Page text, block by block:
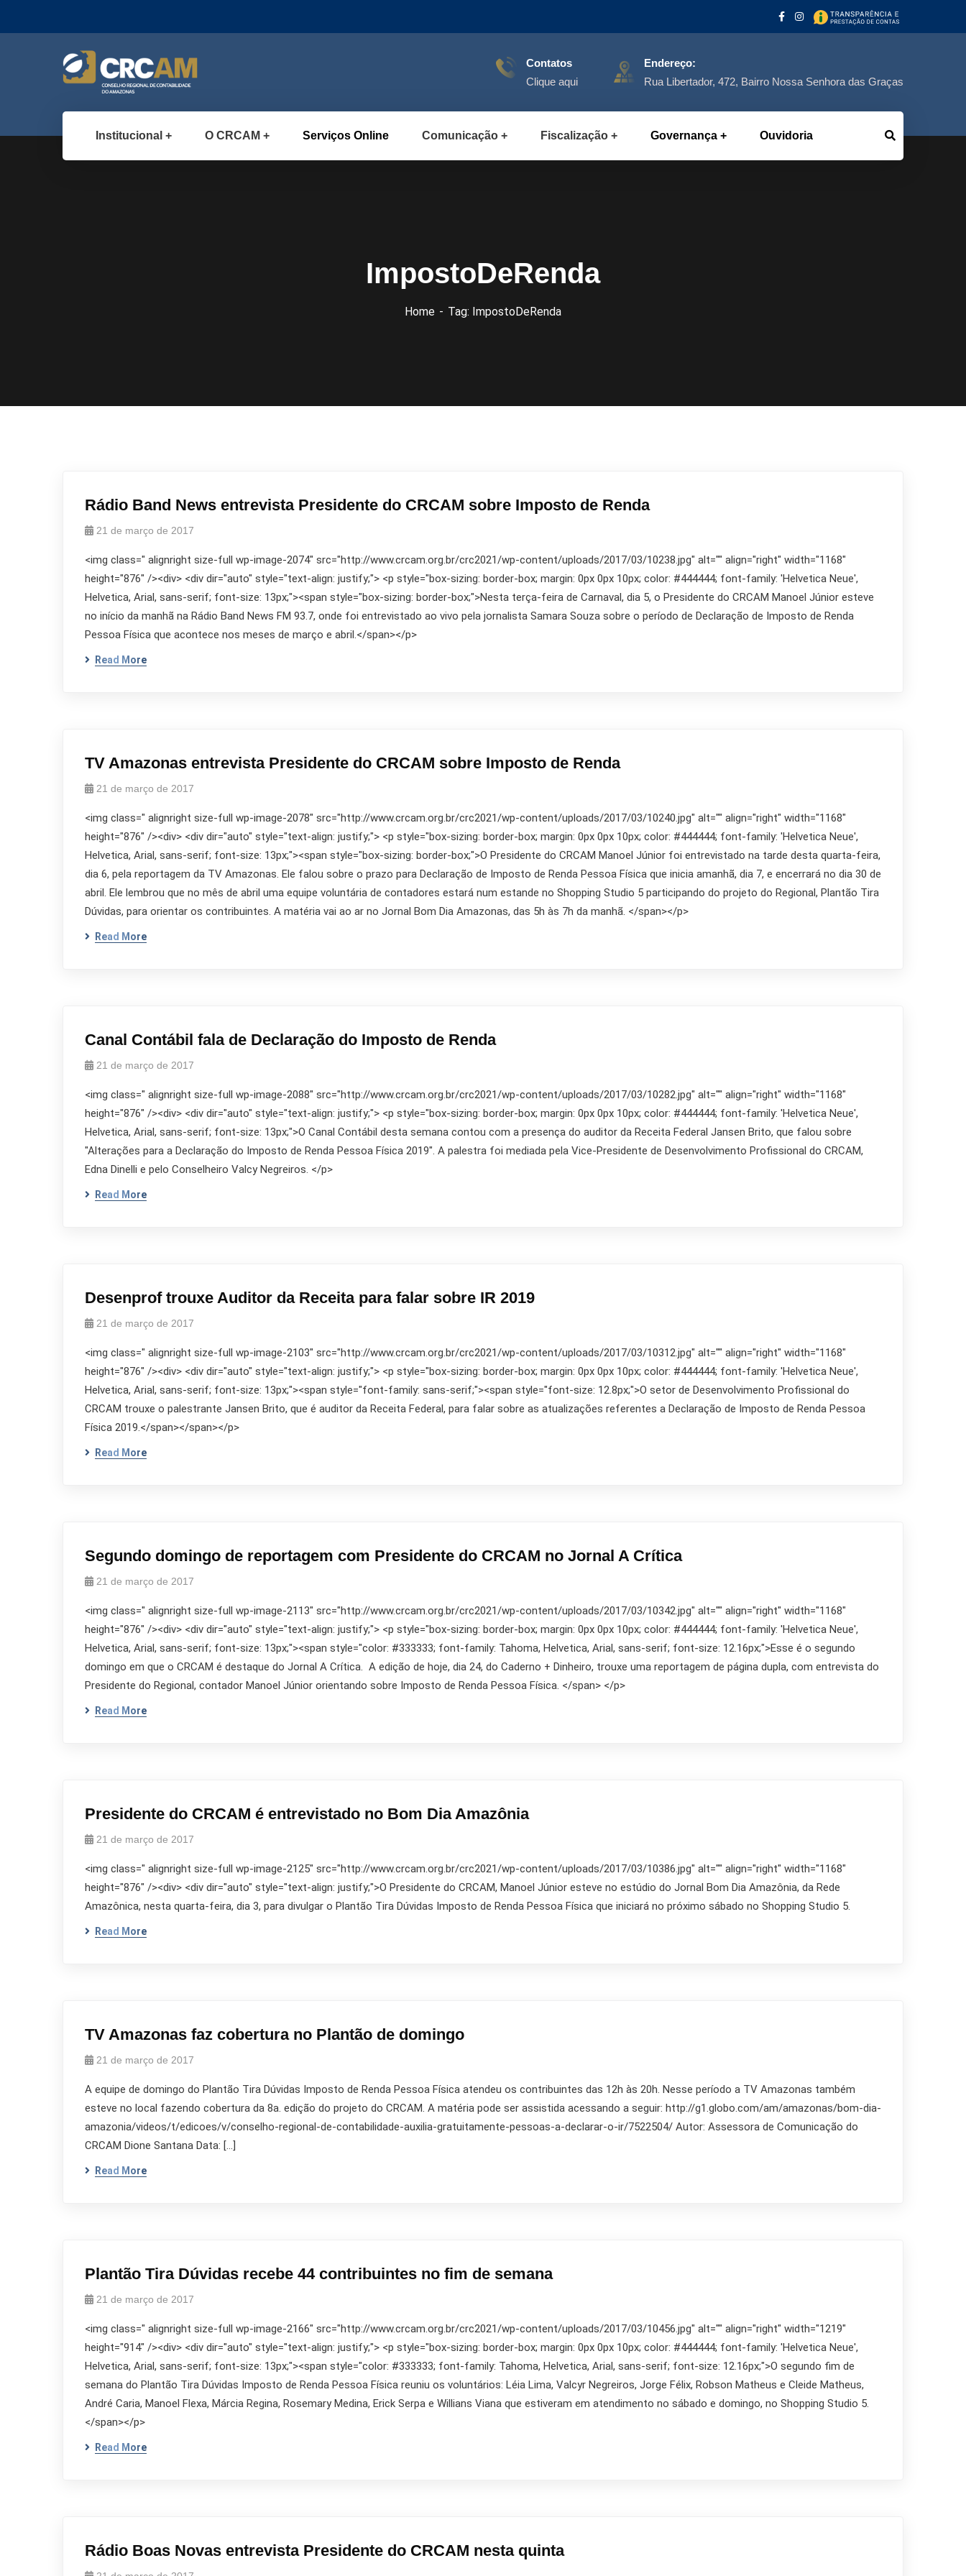
Contatos
Clique aqui
Endereço:
Rua Libertador, 472, Bairro Nossa Senhora das Graças
Institucional O CRCAM Serviços Online Comunicação Fiscalização Governança Ouvidoria
ImpostoDeRenda
Home Tag: ImpostoDeRenda
Rádio Band News entrevista Presidente do CRCAM sobre Imposto de Renda
21 de março de 2017
<img class=" alignright size-full wp-image-2074" src="http://www.crcam.org.br/crc2021/wp-content/uploads/2017/03/10238.jpg" alt="" align="right" width="1168"
height="876" /><div> <div dir="auto" style="text-align: justify;"> <p style="box-sizing: border-box; margin: 0px 0px 10px; color: #444444; font-family: 'Helvetica Neue',
Helvetica, Arial, sans-serif; font-size: 13px;"><span style="box-sizing: border-box;">Nesta terça-feira de Carnaval, dia 5, o Presidente do CRCAM Manoel Júnior esteve
no início da manhã na Rádio Band News FM 93.7, onde foi entrevistado ao vivo pela jornalista Samara Souza sobre o período de Declaração de Imposto de Renda
Pessoa Física que acontece nos meses de março e abril.</span></p>
Read More
TV Amazonas entrevista Presidente do CRCAM sobre Imposto de Renda
21 de março de 2017
<img class=" alignright size-full wp-image-2078" src="http://www.crcam.org.br/crc2021/wp-content/uploads/2017/03/10240.jpg" alt="" align="right" width="1168"
height="876" /><div> <div dir="auto" style="text-align: justify;"> <p style="box-sizing: border-box; margin: 0px 0px 10px; color: #444444; font-family: 'Helvetica Neue',
Helvetica, Arial, sans-serif; font-size: 13px;"><span style="box-sizing: border-box;">O Presidente do CRCAM Manoel Júnior foi entrevistado na tarde desta quarta-feira,
dia 6, pela reportagem da TV Amazonas. Ele falou sobre o prazo para Declaração de Imposto de Renda Pessoa Física que inicia amanhã, dia 7, e encerrará no dia 30 de
abril. Ele lembrou que no mês de abril uma equipe voluntária de contadores estará num estande no Shopping Studio 5 participando do projeto do Regional, Plantão Tira
Dúvidas, para orientar os contribuintes. A matéria vai ao ar no Jornal Bom Dia Amazonas, das 5h às 7h da manhã. </span></p>
Read More
Canal Contábil fala de Declaração do Imposto de Renda
21 de março de 2017
<img class=" alignright size-full wp-image-2088" src="http://www.crcam.org.br/crc2021/wp-content/uploads/2017/03/10282.jpg" alt="" align="right" width="1168"
height="876" /><div> <div dir="auto" style="text-align: justify;"> <p style="box-sizing: border-box; margin: 0px 0px 10px; color: #444444; font-family: 'Helvetica Neue',
Helvetica, Arial, sans-serif; font-size: 13px;">O Canal Contábil desta semana contou com a presença do auditor da Receita Federal Jansen Brito, que falou sobre
"Alterações para a Declaração do Imposto de Renda Pessoa Física 2019". A palestra foi mediada pela Vice-Presidente de Desenvolvimento Profissional do CRCAM,
Edna Dinelli e pelo Conselheiro Valcy Negreiros. </p>
Read More
Desenprof trouxe Auditor da Receita para falar sobre IR 2019
21 de março de 2017
<img class=" alignright size-full wp-image-2103" src="http://www.crcam.org.br/crc2021/wp-content/uploads/2017/03/10312.jpg" alt="" align="right" width="1168"
height="876" /><div> <div dir="auto" style="text-align: justify;"> <p style="box-sizing: border-box; margin: 0px 0px 10px; color: #444444; font-family: 'Helvetica Neue',
Helvetica, Arial, sans-serif; font-size: 13px;"><span style="font-family: sans-serif;"><span style="font-size: 12.8px;">O setor de Desenvolvimento Profissional do
CRCAM trouxe o palestrante Jansen Brito, que é auditor da Receita Federal, para falar sobre as atualizações referentes a Declaração de Imposto de Renda Pessoa
Física 2019.</span></span></p>
Read More
Segundo domingo de reportagem com Presidente do CRCAM no Jornal A Crítica
21 de março de 2017
<img class=" alignright size-full wp-image-2113" src="http://www.crcam.org.br/crc2021/wp-content/uploads/2017/03/10342.jpg" alt="" align="right" width="1168"
height="876" /><div> <div dir="auto" style="text-align: justify;"> <p style="box-sizing: border-box; margin: 0px 0px 10px; color: #444444; font-family: 'Helvetica Neue',
Helvetica, Arial, sans-serif; font-size: 13px;"><span style="color: #333333; font-family: Tahoma, Helvetica, Arial, sans-serif; font-size: 12.16px;">Esse é o segundo
domingo em que o CRCAM é destaque do Jornal A Crítica. A edição de hoje, dia 24, do Caderno + Dinheiro, trouxe uma reportagem de página dupla, com entrevista do
Presidente do Regional, contador Manoel Júnior orientando sobre Imposto de Renda Pessoa Física. </span> </p>
Read More
Presidente do CRCAM é entrevistado no Bom Dia Amazônia
21 de março de 2017
<img class=" alignright size-full wp-image-2125" src="http://www.crcam.org.br/crc2021/wp-content/uploads/2017/03/10386.jpg" alt="" align="right" width="1168"
height="876" /><div> <div dir="auto" style="text-align: justify;">O Presidente do CRCAM, Manoel Júnior esteve no estúdio do Jornal Bom Dia Amazônia, da Rede
Amazônica, nesta quarta-feira, dia 3, para divulgar o Plantão Tira Dúvidas Imposto de Renda Pessoa Física que iniciará no próximo sábado no Shopping Studio 5.
Read More
TV Amazonas faz cobertura no Plantão de domingo
21 de março de 2017
A equipe de domingo do Plantão Tira Dúvidas Imposto de Renda Pessoa Física atendeu os contribuintes das 12h às 20h. Nesse período a TV Amazonas também
esteve no local fazendo cobertura da 8a. edição do projeto do CRCAM. A matéria pode ser assistida acessando a seguir: http://g1.globo.com/am/amazonas/bom-dia-
amazonia/videos/t/edicoes/v/conselho-regional-de-contabilidade-auxilia-gratuitamente-pessoas-a-declarar-o-ir/7522504/ Autor: Assessora de Comunicação do
CRCAM Dione Santana Data: […]
Read More
Plantão Tira Dúvidas recebe 44 contribuintes no fim de semana
21 de março de 2017
<img class=" alignright size-full wp-image-2166" src="http://www.crcam.org.br/crc2021/wp-content/uploads/2017/03/10456.jpg" alt="" align="right" width="1219"
height="914" /><div> <div dir="auto" style="text-align: justify;"> <p style="box-sizing: border-box; margin: 0px 0px 10px; color: #444444; font-family: 'Helvetica Neue',
Helvetica, Arial, sans-serif; font-size: 13px;"><span style="color: #333333; font-family: Tahoma, Helvetica, Arial, sans-serif; font-size: 12.16px;">O segundo fim de
semana do Plantão Tira Dúvidas Imposto de Renda Pessoa Física reuniu os voluntários: Léia Lima, Valcyr Negreiros, Jorge Félix, Robson Matheus e Cleide Matheus,
André Caria, Manoel Flexa, Márcia Regina, Rosemary Medina, Erick Serpa e Willians Viana que estiveram em atendimento no sábado e domingo, no Shopping Studio 5.
</span></p>
Read More
Rádio Boas Novas entrevista Presidente do CRCAM nesta quinta